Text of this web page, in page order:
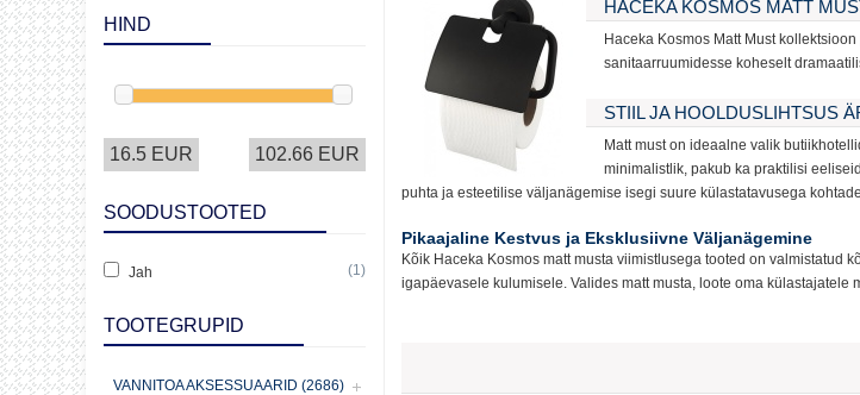
HIND
16.5 EUR 102.66 EUR
SOODUSTOOTED
(1)
Jah
TOOTEGRUPID
VANNITOA AKSESSUAARID (2686)
HACEKA KOSMOS MATT
Haceka Kosmos Matt Must
sanitaarruumidesse koheselt
STIIL JA HOOLDUSLIHTSUS
Matt must on ideaalne valik
minimalistlik, pakub ka praktilisi
puhta ja esteetilise väljanägemise isegi suure külastatavusega
Pikaajaline Kestvus ja Eksklusiivne Väljanägemine
Kõik Haceka Kosmos matt musta viimistlusega tooted on
igapäevasele kulumisele. Valides matt musta, loote oma